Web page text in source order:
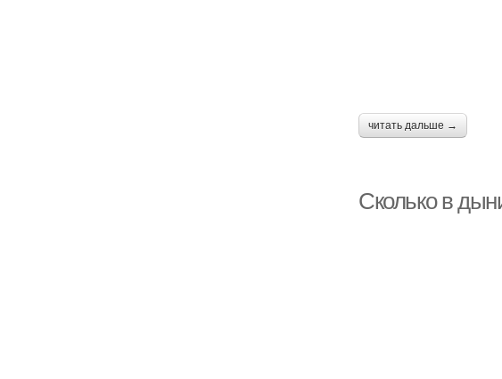
читать дальше →
Сколько в